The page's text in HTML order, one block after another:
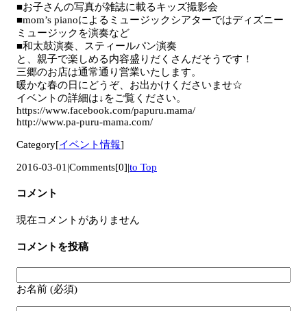
■お子さんの写真が雑誌に載るキッズ撮影会
■mom’s pianoによるミュージックシアターではディズニー
ミュージックを演奏など
■和太鼓演奏、スティールパン演奏
と、親子で楽しめる内容盛りだくさんだそうです！
三郷のお店は通常通り営業いたします。
暖かな春の日にどうぞ、お出かけくださいませ☆
イベントの詳細は↓をご覧ください。
https://www.facebook.com/papuru.mama/
http://www.pa-puru-mama.com/
Category[イベント情報]
2016-03-01 |Comments[0]|to Top
コメント
現在コメントがありません
コメントを投稿
お名前 (必須)